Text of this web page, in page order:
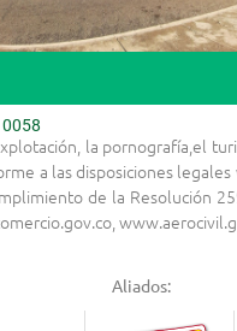
la pornografía,el
a las disposiciones
de la Resolución
Aliados: